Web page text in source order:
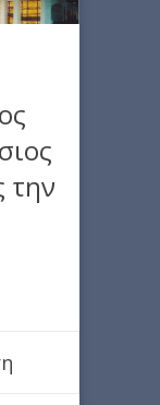
την